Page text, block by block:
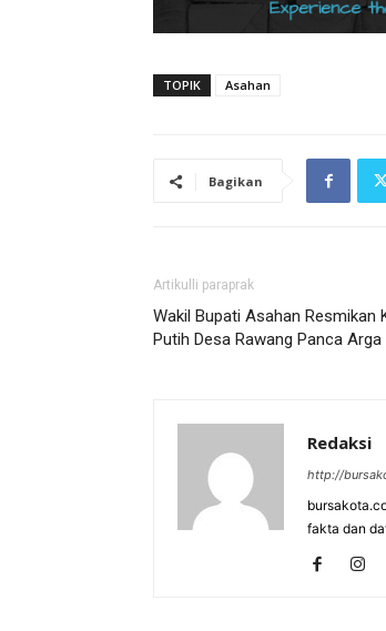
TOPIK Asahan
Bagikan
Artikulli paraprak
Wakil Bupati Asahan Resmikan
Putih Desa Rawang Panca Arga
Redaksi
http://
fakta dan